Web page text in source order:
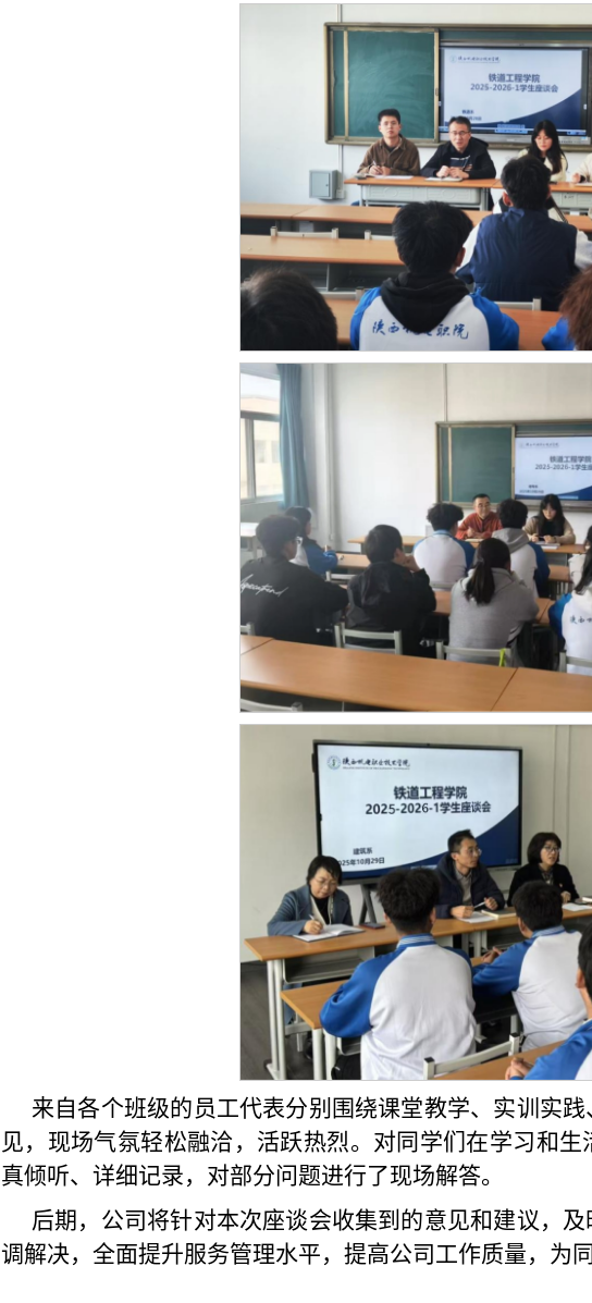
来自各个班级的员工代表分别围绕课堂教学、实训实
见，现场气氛轻松融洽，活跃热烈。对同学们在学习和
真倾听、详细记录，对部分问题进行了现场解答。
后期，公司将针对本次座谈会收集到的意见和建议，
调解决，全面提升服务管理水平，提高公司工作质量，为